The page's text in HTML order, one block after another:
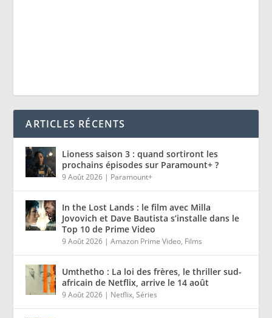
ARTICLES RÉCENTS
Lioness saison 3 : quand sortiront les
prochains épisodes sur Paramount+ ?
9 Août 2026 | Paramount+
In the Lost Lands : le film avec Milla
Jovovich et Dave Bautista s’installe dans le
Top 10 de Prime Video
9 Août 2026 |Amazon Prime Video, Films
Umthetho : La loi des frères, le thriller sud-
africain de Netflix, arrive le 14 août
9 Août 2026 | Netflix,Séries